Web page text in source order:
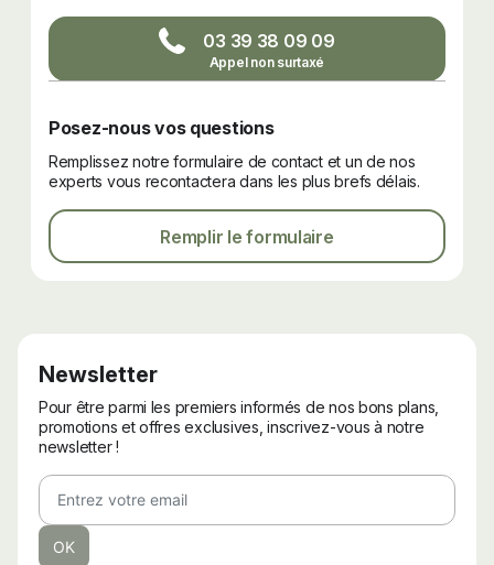
03 39 38 09 09
Posez-nous vos questions
Remplissez notre formulaire de contact et un de nos
experts vous recontactera dans les plus brefs délais.
Remplir le formulaire
Newsletter
Pour être parmi les premiers informés de nos bons plans,
promotions et offres exclusives, inscrivez-vous à notre
newsletter !